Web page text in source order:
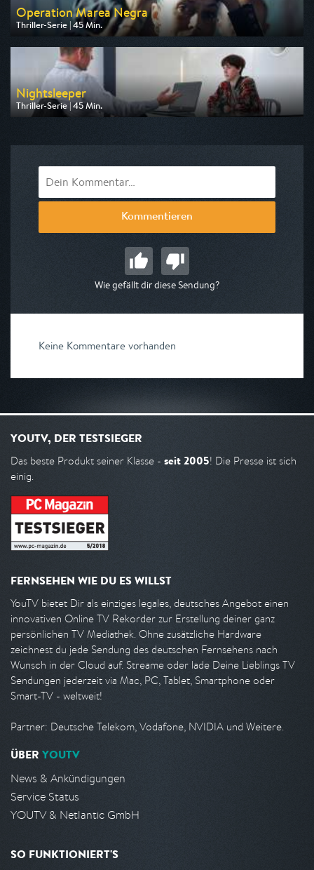
Operation Marea Negra
Thriller-Serie | 45 Min.
Ausgestrahlt von ZDF neo
am 14.08.2026, 03:05
Nightsleeper
Thriller-Serie | 45 Min.
Ausgestrahlt von HR
Kommentieren
Wie gefällt dir diese Sendung?
Keine Kommentare vorhanden
YOUTV, DER TESTSIEGER
Das beste Produkt seiner Klasse - seit 2005! Die Presse ist sich
einig.
FERNSEHEN WIE DU ES WILLST
YouTV bietet Dir als einziges legales, deutsches Angebot einen
innovativen Online TV Rekorder zur Erstellung deiner ganz
persönlichen TV Mediathek. Ohne zusätzliche Hardware
zeichnest du jede Sendung des deutschen Fernsehens nach
Wunsch in der Cloud auf. Streame oder lade Deine Lieblings TV
Sendungen jederzeit via Mac, PC, Tablet, Smartphone oder
Smart-TV - weltweit!
Partner: Deutsche Telekom, Vodafone, NVIDIA und Weitere.
ÜBER YOUTV
News & Ankündigungen
Service Status
YOUTV & Netlantic GmbH
SO FUNKTIONIERT'S